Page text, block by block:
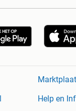
Help en